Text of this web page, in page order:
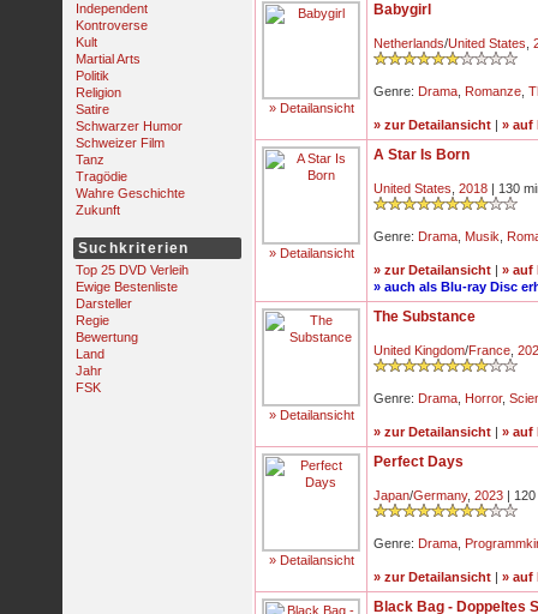
Independent
Kontroverse
Kult
Martial Arts
Politik
Religion
Satire
Schwarzer Humor
Schweizer Film
Tanz
Tragödie
Wahre Geschichte
Zukunft
Suchkriterien
Top 25 DVD Verleih
Ewige Bestenliste
Darsteller
Regie
Bewertung
Land
Jahr
FSK
» Detailansicht
Babygirl
Netherlands/United States
Genre: Drama Romanze
» zur Detailansicht | » auf
» Detailansicht
A Star Is Born
United States 2018 | 130
Genre: Drama Musik
» zur Detailansicht | » auf
» auch als Blu-ray Disc
» Detailansicht
The Substance
United Kingdom/France
Genre: Drama Horror,
» zur Detailansicht | » auf
» Detailansicht
Perfect Days
Japan/Germany, 2023 |
Genre: Drama
» zur Detailansicht | » auf
Black Bag - Doppeltes